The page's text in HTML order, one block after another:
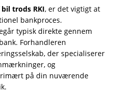
trods RKI, er det vigtigt at
bankproces.
typisk direkte gennem
Forhandleren
der specialiserer
og
på din nuværende